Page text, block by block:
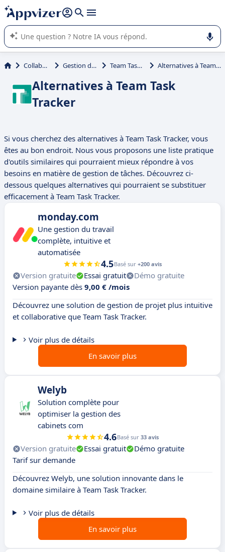
répondre (plusieurs lignes avec
L'IA de Appvizer vous guide dans l'utilisation ou la sélection de
logiciel SaaS en entreprise.
Collaboration Gestion de tâches Team Task Tracker Alternatives à Team Task Tracker
Alternatives à Team Task
Tracker
Si vous cherchez des alternatives à Team Task Tracker, vous
êtes au bon endroit. Nous vous proposons une liste pratique
d'outils similaires qui pourraient mieux répondre à vos
besoins en matière de gestion de tâches. Découvrez ci-
dessous quelques alternatives qui pourraient se substituer
efficacement à Team Task Tracker.
monday.com
Une gestion du travail
complète, intuitive et
automatisée
4.5Basé sur +200 avis
Version gratuite Essai gratuit
Démo gratuite
Version payante dès 9,00 € /mois
Découvrez une solution de gestion de projet plus intuitive
et collaborative que Team Task Tracker.
Voir plus de détails
En savoir plus
Welyb
Solution complète pour
optimiser la gestion des
cabinets com
4.6Basé sur 33 avis
Version gratuite Essai gratuit
Démo gratuite
Tarif sur demande
Découvrez Welyb, une solution innovante dans le
domaine similaire à Team Task Tracker.
Voir plus de détails
En savoir plus